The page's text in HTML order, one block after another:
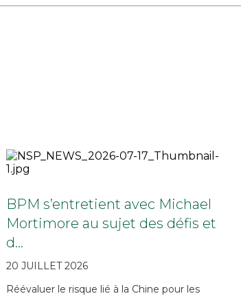
BPM s’entretient avec Michael
Mortimore au sujet des défis et
d…
20 JUILLET 2026
Réévaluer le risque lié à la Chine pour les